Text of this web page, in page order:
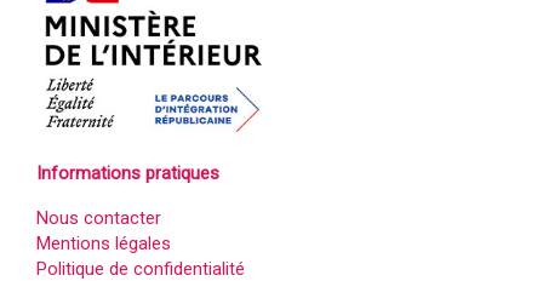
Informations pratiques
Nous contacter
Mentions légales
Politique de confidentialité